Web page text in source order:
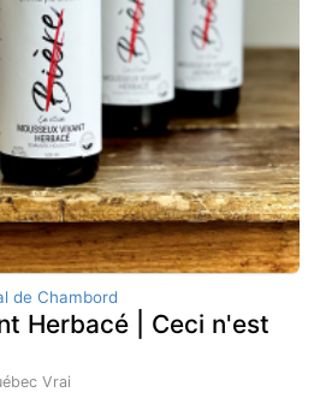
de Chambord
Herbacé | Ceci n'est
Vrai